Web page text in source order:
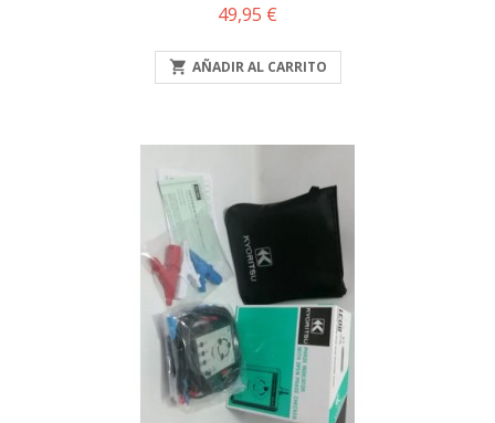
Precio
49,95 €
 AÑADIR AL CARRITO